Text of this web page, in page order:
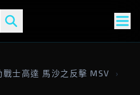
戰士高達 馬沙之反擊 MSV
›